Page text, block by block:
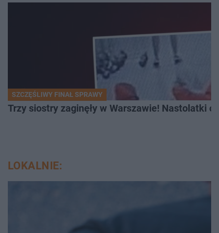
SZCZĘŚLIWY FINAŁ SPRAWY
Trzy siostry zaginęły w Warszawie! Nastolatki
LOKALNIE: